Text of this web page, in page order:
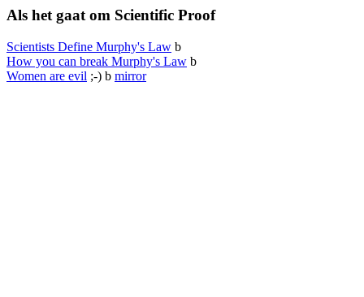
Als het gaat om Scientific Proof
Scientists Define Murphy's Law b
How you can break Murphy's Law b
Women are evil ;-) b mirror